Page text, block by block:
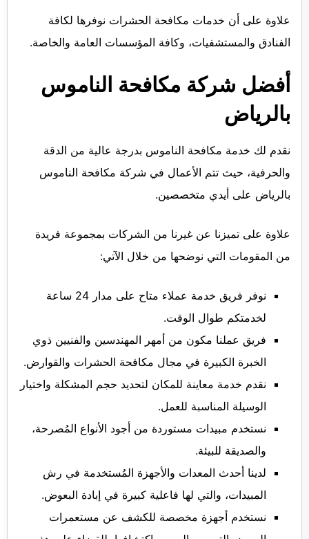
علاوة على أن خدمات مكافحة الحشرات نوفرها لكافة
الفنادق والمستشفيات، وكافة المؤسسات العامة والخاصة.
أفضل شركة مكافحة الناموس
بالرياض
نقدم لك خدمة مكافحة الناموس بدرجة عالية من الدقة
والحرفية، حيث تتم الأعمال في شركة مكافحة الناموس
بالرياض على أيدي متخصصين.
علاوة على تميزنا عن غيرنا من الشركات بمجموعة فريدة
من المقومات التي نوضحها من خلال الآتي:
نوفر فريق خدمة عملاء متاح على مدار 24 ساعة
لخدمتكم طوال الوقت.
فريق عملنا مكون من أمهر المهندسين والفنيين ذوي
الخبرة الكبيرة في مجال مكافحة الحشرات والقوارض.
نقدم خدمة معاينة للمكان لتحديد حجم المشكلة واختيار
الوسيلة المناسبة للعمل.
نستخدم مبيدات مستوردة من أجود الأنواع المُصرحة،
والصديقة للبيئة.
لدينا أحدث المعدات والأجهزة المُستخدمة في رش
المبيدات، والتي لها فاعلية كبيرة في إبادة البعوض.
نستخدم أجهزة مخصصة للكشف عن مستعمرات